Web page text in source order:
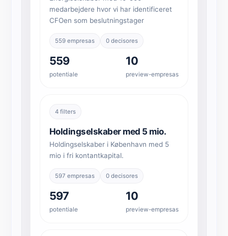
medarbejdere hvor vi har identificeret
CFOen som beslutningstager
559 empresas 0 decisores
559
potentiale
10
preview-empresas
4 filters
Holdingselskaber med 5 mio.
Holdingselskaber i København med 5
mio i fri kontantkapital.
597 empresas 0 decisores
597
potentiale
10
preview-empresas